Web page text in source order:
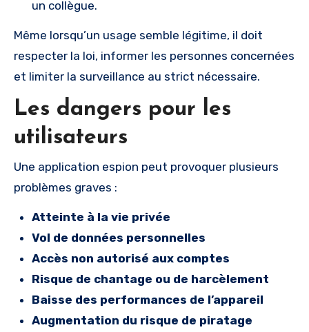
un collègue.
Même lorsqu’un usage semble légitime, il doit
respecter la loi, informer les personnes concernées
et limiter la surveillance au strict nécessaire.
Les dangers pour les
utilisateurs
Une application espion peut provoquer plusieurs
problèmes graves :
Atteinte à la vie privée
Vol de données personnelles
Accès non autorisé aux comptes
Risque de chantage ou de harcèlement
Baisse des performances de l’appareil
Augmentation du risque de piratage